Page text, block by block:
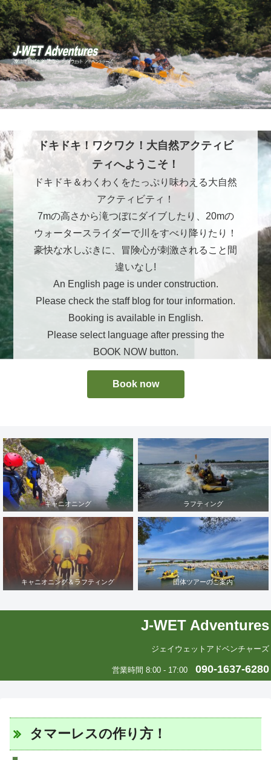
ドキドキ！ワクワク！大自然アクティビ
ティへようこそ！
ドキドキ＆わくわくをたっぷり味わえる大自然
アクティビティ！
7mの高さから滝つぼにダイブしたり、20mの
ウォータースライダーで川をすべり降りたり！
豪快な水しぶきに、冒険心が刺激されること間
違いなし!
An English page is under construction.
Please check the staff blog for tour information.
Booking is available in English.
Please select language after pressing the
BOOK NOW button.
Book now
キャニオニング ラフティング
キャニオニング＆ラフティング 団体ツアーのご案内
J-WET Adventures
ジェイウェットアドベンチャーズ
営業時間 8:00 - 17:00 090-1637-6280
タマーレスの作り方！